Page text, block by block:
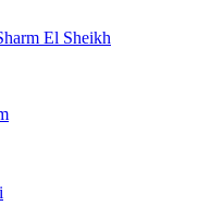
El Sheikh